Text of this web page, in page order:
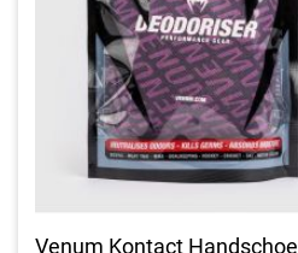
Venum Kontact